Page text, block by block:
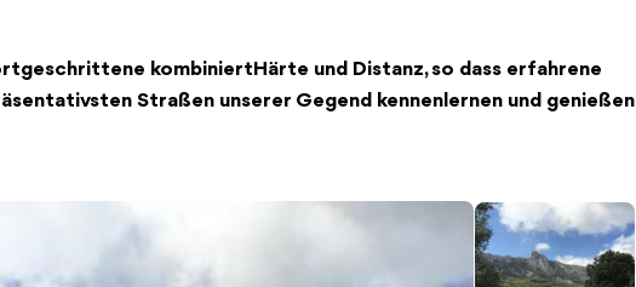
kombiniert Härte und Distanz, so dass erfahrene
Straßen unserer Gegend kennenlernen und genießen